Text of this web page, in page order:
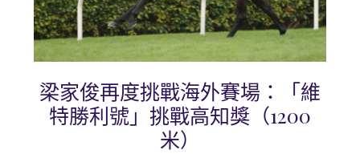
梁家俊再度挑戰海外賽場：「維
特勝利號」挑戰高知獎（1200
米）